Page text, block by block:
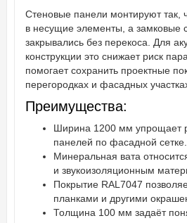
Стеновые панели монтируют так,
в несущие элементы, а замковые
закрывались без перекоса. Для
конструкции это снижает риск
помогает сохранить проектные
перегородках и фасадных
Преимущества:
Ширина 1200 мм упрощает
панелей по фасадной сетке.
Минеральная вата
и звукоизоляционным
Покрытие RAL7047
планками и другими
Толщина 100 мм задаёт